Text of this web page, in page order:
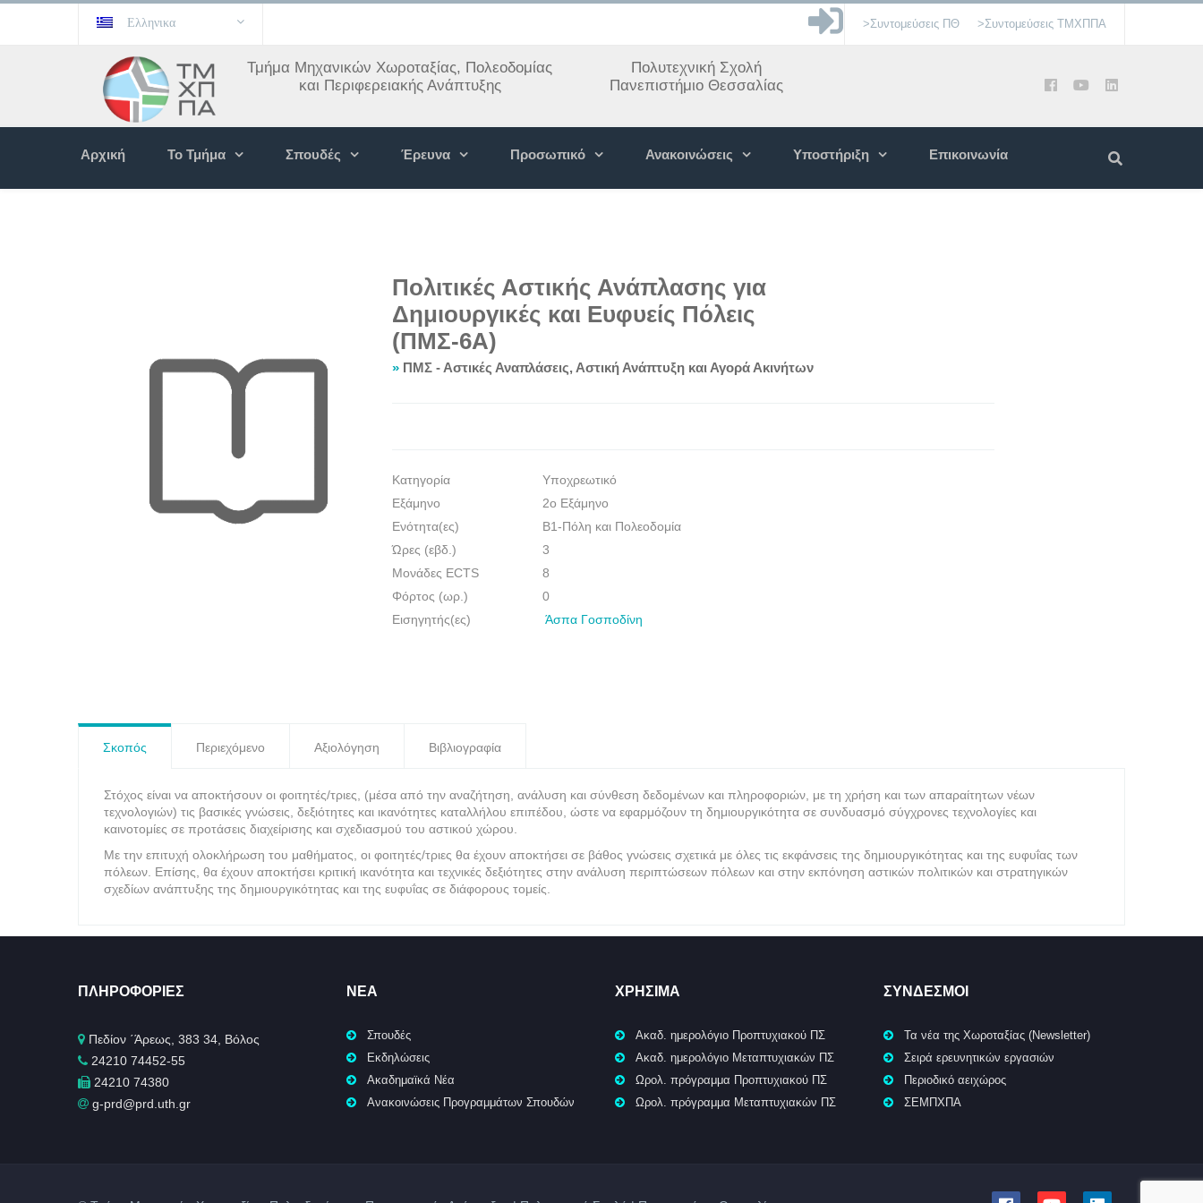
Ελληνικα >Συντομεύσεις ΠΘ >Συντομεύσεις ΤΜΧΠΠΑ
Τμήμα Μηχανικών Χωροταξίας, Πολεοδομίας
και Περιφερειακής Ανάπτυξης
Πολυτεχνική Σχολή
Πανεπιστήμιο Θεσσαλίας
Αρχική Το Τμήμα Σπουδές Έρευνα Προσωπικό Ανακοινώσεις Υποστήριξη Επικοινωνία
Πολιτικές Αστικής Ανάπλασης για
Δημιουργικές και Ευφυείς Πόλεις
(ΠΜΣ-6Α)
» ΠΜΣ - Αστικές Αναπλάσεις, Αστική Ανάπτυξη και Αγορά Ακινήτων
Κατηγορία
Υποχρεωτικό
Εξάμηνο
2ο Εξάμηνο
Eνότητα(ες)
Β1-Πόλη και Πολεοδομία
Ώρες (εβδ.)
3
Μονάδες ECTS
8
Φόρτος (ωρ.)
0
Εισηγητής(ες)
Άσπα Γοσποδίνη
Σκοπός Περιεχόμενο Αξιολόγηση Βιβλιογραφία
Στόχος είναι να αποκτήσουν οι φοιτητές/τριες, (μέσα από την αναζήτηση, ανάλυση και σύνθεση δεδομένων και πληροφοριών, με τη χρήση και των απαραίτητων νέων
τεχνολογιών) τις βασικές γνώσεις, δεξιότητες και ικανότητες καταλλήλου επιπέδου, ώστε να εφαρμόζουν τη δημιουργικότητα σε συνδυασμό σύγχρονες τεχνολογίες και
καινοτομίες σε προτάσεις διαχείρισης και σχεδιασμού του αστικού χώρου.
Με την επιτυχή ολοκλήρωση του μαθήματος, οι φοιτητές/τριες θα έχουν αποκτήσει σε βάθος γνώσεις σχετικά με όλες τις εκφάνσεις της δημιουργικότητας και της ευφυΐας των
πόλεων. Επίσης, θα έχουν αποκτήσει κριτική ικανότητα και τεχνικές δεξιότητες στην ανάλυση περιπτώσεων πόλεων και στην εκπόνηση αστικών πολιτικών και στρατηγικών
σχεδίων ανάπτυξης της δημιουργικότητας και της ευφυΐας σε διάφορους τομείς.
ΠΛΗΡΟΦΟΡΊΕΣ
Πεδίον ΄Άρεως, 383 34, Βόλος
24210 74452-55
24210 74380
g-prd@prd.uth.gr
ΝΈΑ
Σπουδές
Εκδηλώσεις
Ακαδημαϊκά Νέα
Ανακοινώσεις Προγραμμάτων Σπουδών
ΧΡΉΣΙΜΑ
Ακαδ. ημερολόγιο Προπτυχιακού ΠΣ
Ακαδ. ημερολόγιο Μεταπτυχιακών ΠΣ
Ωρολ. πρόγραμμα Προπτυχιακού ΠΣ
Ωρολ. πρόγραμμα Μεταπτυχιακών ΠΣ
ΣΥΝΔΕΣΜΟΙ
Τα νέα της Χωροταξίας (Newsletter)
Σειρά ερευνητικών εργασιών
Περιοδικό αειχώρος
ΣΕΜΠΧΠΑ